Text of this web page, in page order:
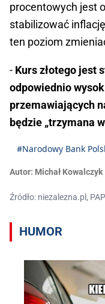
procentowych jest
stabilizować
ten poziom
- Kurs złotego jest
odpowiednio
przemawiających
będzie „trzymana
#Narodowy Bank
Autor: Michał Kowalczyk
Źródło: niezalezna.pl, PAP
HUMOR